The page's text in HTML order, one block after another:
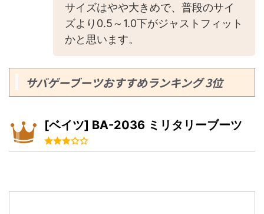
サイズはやや大きめで、普段のサイ
ズより0.5～1.0下がジャストフィット
かと思います。
サバゲーブーツおすすめランキング 3位
[ベイツ] BA-2036 ミリタリーブーツ